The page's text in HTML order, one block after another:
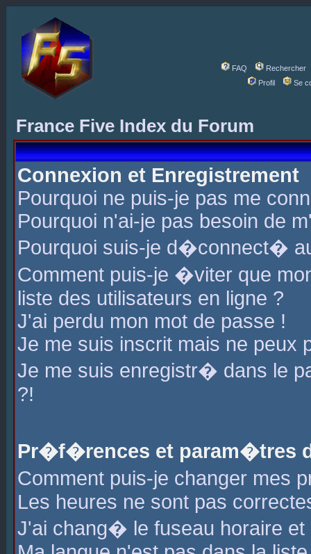
FAQ
Rechercher
Profil
Se
France Five Index du Forum
Connexion et Enregistrement
Pourquoi ne puis-je pas me
Pourquoi n'ai-je pas besoin de
Pourquoi suis-je d�connect�
Comment puis-je �viter que
liste des utilisateurs en ligne ?
J'ai perdu mon mot de passe !
Je me suis inscrit mais ne peux
Je me suis enregistr� dans le
?!
Pr�f�rences et param�tres
Comment puis-je changer mes
Les heures ne sont pas
J'ai chang� le fuseau horaire